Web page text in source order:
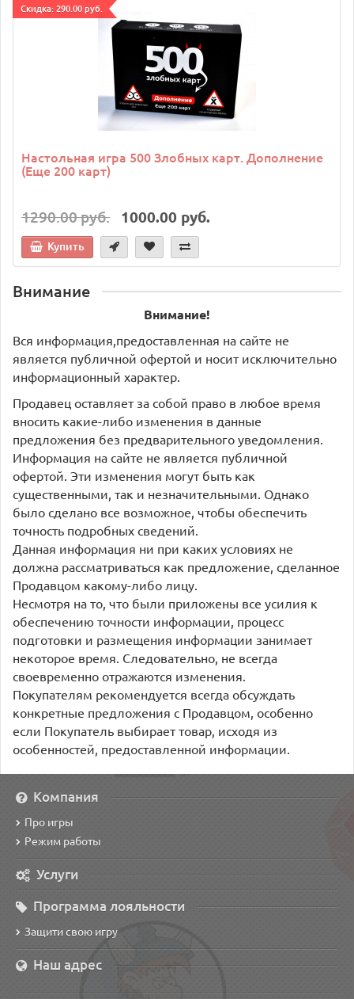
Cкидка: 290.00 руб.
Настольная игра 500 Злобных карт. Дополнение
(Еще 200 карт)
1290.00 руб. 1000.00 руб.
Купить
Внимание
Внимание!
Вся информация,предоставленная на сайте не
является публичной офертой и носит исключительно
информационный характер.
Продавец оставляет за собой право в любое время
вносить какие-либо изменения в данные
предложения без предварительного уведомления.
Информация на сайте не является публичной
офертой. Эти изменения могут быть как
существенными, так и незначительными. Однако
было сделано все возможное, чтобы обеспечить
точность подробных сведений.
Данная информация ни при каких условиях не
должна рассматриваться как предложение, сделанное
Продавцом какому-либо лицу.
Несмотря на то, что были приложены все усилия к
обеспечению точности информации, процесс
подготовки и размещения информации занимает
некоторое время. Следовательно, не всегда
своевременно отражаются изменения.
Покупателям рекомендуется всегда обсуждать
конкретные предложения с Продавцом, особенно
если Покупатель выбирает товар, исходя из
особенностей, предоставленной информации.
Компания
Про игры
Режим работы
Услуги
Программа лояльности
Защити свою игру
Наш адрес